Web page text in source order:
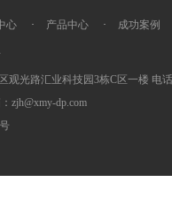
心 · 产品中心 · 成功案例
光路汇业科技园3栋C区一楼 电话
zjh@xmy-dp.com